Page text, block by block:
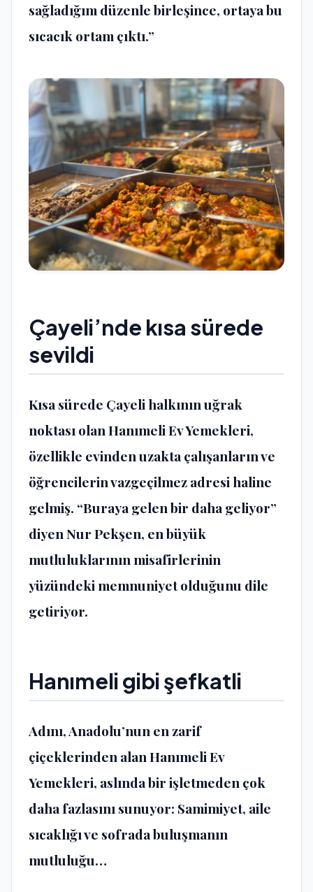
sağladığım düzenle birleşince, ortaya bu
sıcacık ortam çıktı.”
Çayeli’nde kısa sürede
sevildi
Kısa sürede Çayeli halkının uğrak
noktası olan Hanımeli Ev Yemekleri,
özellikle evinden uzakta çalışanların ve
öğrencilerin vazgeçilmez adresi haline
gelmiş. “Buraya gelen bir daha geliyor”
diyen Nur Pekşen, en büyük
mutluluklarının misafirlerinin
yüzündeki memnuniyet olduğunu dile
getiriyor.
Hanımeli gibi şefkatli
Adını, Anadolu’nun en zarif
çiçeklerinden alanHanımeli Ev
Yemekleri, aslında bir işletmeden çok
daha fazlasını sunuyor: Samimiyet, aile
sıcaklığı ve sofrada buluşmanın
mutluluğu…